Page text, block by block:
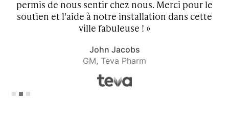
permis de nous sentir chez nous. Merci pour le
soutien et l'aide à notre installation dans cette
ville fabuleuse ! »
John Jacobs
GM, Teva Pharm
Slide 2 of 3.